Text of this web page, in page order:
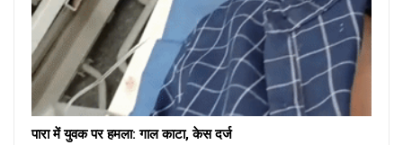
पारा में युवक पर हमला: गाल काटा, केस दर्ज